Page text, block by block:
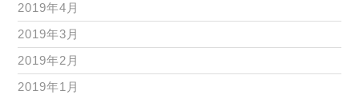
2019年4月
2019年3月
2019年2月
2019年1月